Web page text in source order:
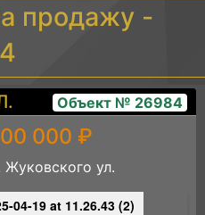
продажу -
Объект № 26984
000 ₽
ул.
04-19 at 11.26.43 (2)